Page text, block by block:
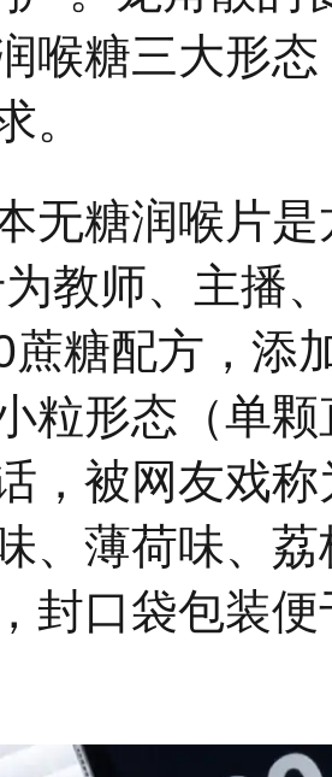
喉糖三大形
。
无糖润喉片
为教师、主播
蔗糖配方，添
粒形态（单
，被网友戏
、薄荷味、
封口袋包装